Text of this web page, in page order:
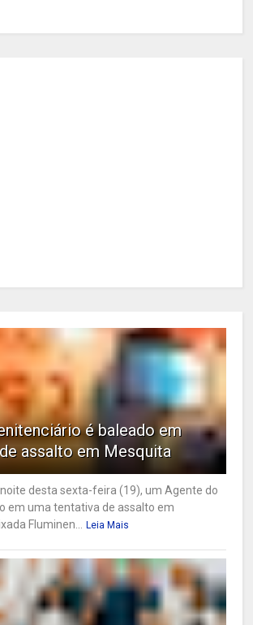
é baleado em
assalto em Mesquita
noite desta sexta-feira (19), um Agente do
em uma tentativa de assalto em
Fluminen... Leia Mais